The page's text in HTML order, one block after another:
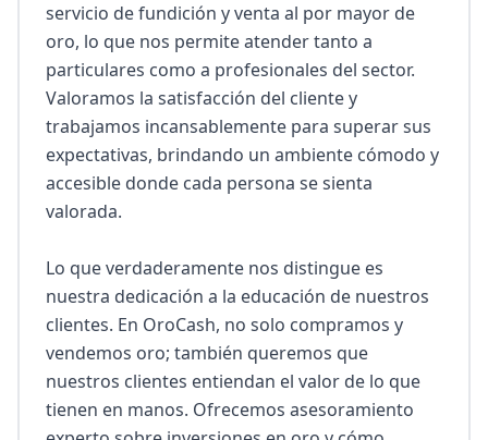
servicio de fundición y venta al por mayor de
oro, lo que nos permite atender tanto a
particulares como a profesionales del sector.
Valoramos la satisfacción del cliente y
trabajamos incansablemente para superar sus
expectativas, brindando un ambiente cómodo y
accesible donde cada persona se sienta
valorada.
Lo que verdaderamente nos distingue es
nuestra dedicación a la educación de nuestros
clientes. En OroCash, no solo compramos y
vendemos oro; también queremos que
nuestros clientes entiendan el valor de lo que
tienen en manos. Ofrecemos asesoramiento